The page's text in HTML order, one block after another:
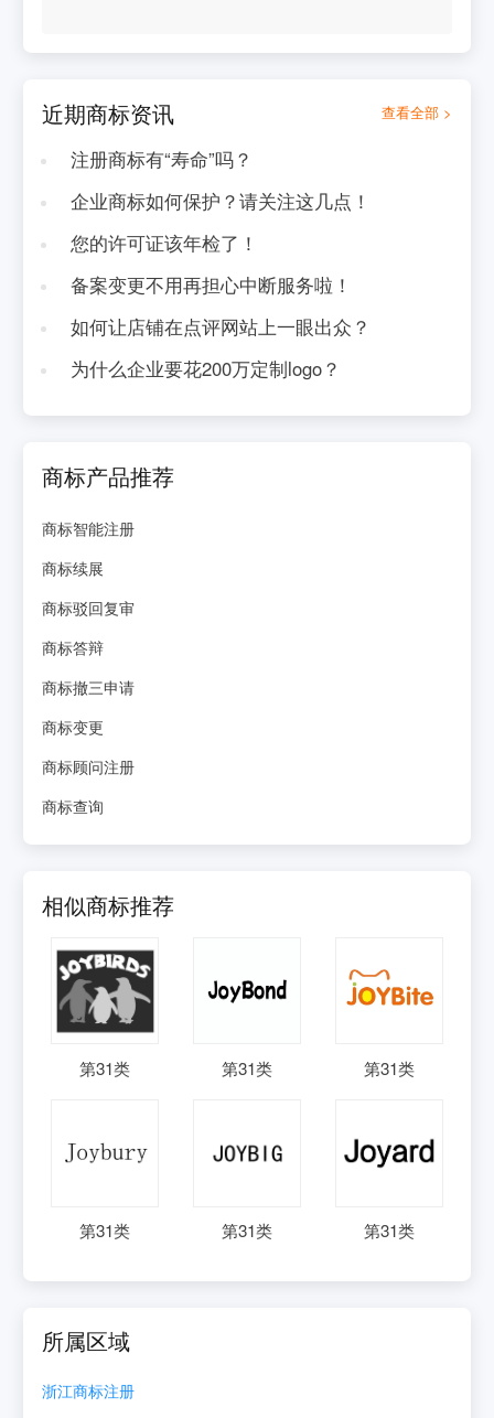
近期商标资讯 查看全部 >
注册商标有“寿命”吗？
企业商标如何保护？请关注这几点！
您的许可证该年检了！
备案变更不用再担心中断服务啦！
如何让店铺在点评网站上一眼出众？
为什么企业要花200万定制logo？
商标产品推荐
商标智能注册
商标续展
商标驳回复审
商标答辩
商标撤三申请
商标变更
商标顾问注册
商标查询
相似商标推荐
第31类 第31类 第31类
第31类 第31类 第31类
所属区域
浙江商标注册